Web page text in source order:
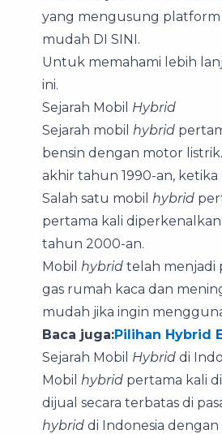
yang mengusung platform
mudah DI SINI.
Untuk memahami lebih
ini.
Sejarah Mobil Hybrid
Sejarah mobil hybrid
bensin dengan motor
akhir tahun 1990-an,
Salah satu mobil hybrid
pertama kali
tahun 2000-an.
Mobil hybrid telah menjadi
gas rumah kaca dan
mudah jika ingin
Baca juga:Pilihan Hybrid
Sejarah Mobil Hybrid di
Mobil hybrid pertama kali
dijual secara terbatas di
hybrid di Indonesia